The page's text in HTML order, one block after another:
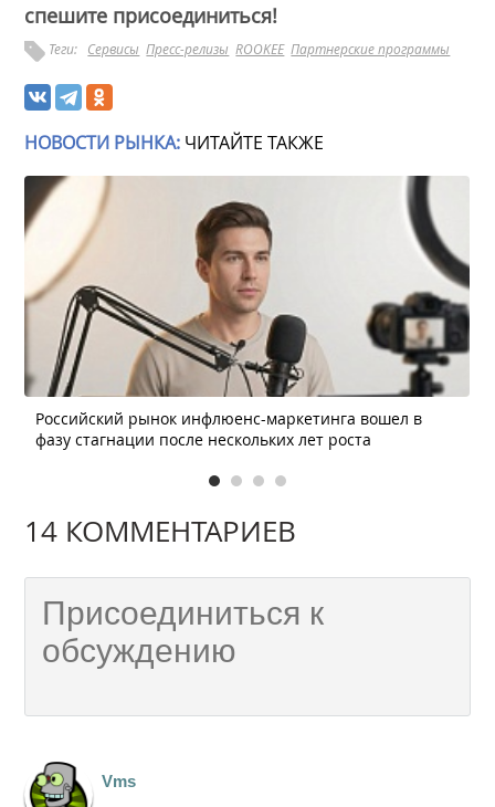
спешите присоединиться!
Теги: Сервисы Пресс-релизы ROOKEE Партнерские программы
НОВОСТИ РЫНКА: ЧИТАЙТЕ ТАКЖЕ
Российский рынок инфлюенс-маркетинга вошел в
фазу стагнации после нескольких лет роста
14 КОММЕНТАРИЕВ
Vms